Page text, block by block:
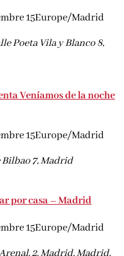
15Europe/Madrid
Poeta Vila y Blanco 8,
Veníamos de la noche
15Europe/Madrid
7, Madrid
por casa – Madrid
15Europe/Madrid
2, Madrid, Madrid,